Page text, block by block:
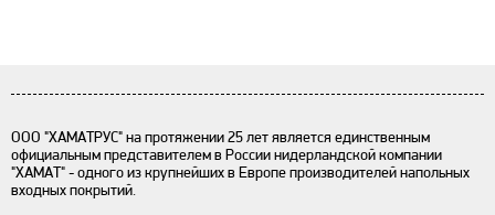
ООО "ХАМАТРУС" на протяжении 25 лет является единственным
официальным представителем в России нидерландской компании
"ХАМАТ" - одного из крупнейших в Европе производителей напольных
входных покрытий.